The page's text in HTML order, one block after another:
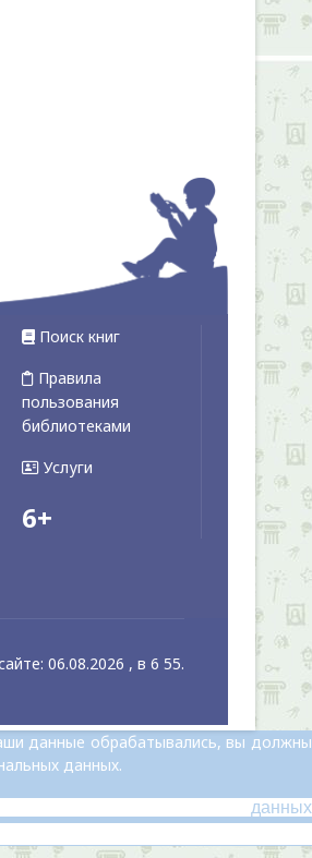
Поиск книг
Правила
пользования
библиотеками
Услуги
6+
06.08.2026 , в 6 55.
данные обрабатывались, вы должны
данных.
данных